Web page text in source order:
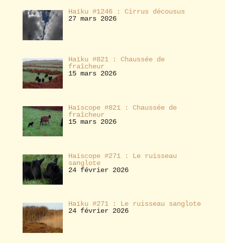
Haïku #1246 : Cirrus décousus
27 mars 2026
Haïku #821 : Chaussée de
fraîcheur
15 mars 2026
Haïscope #821 : Chaussée de
fraîcheur
15 mars 2026
Haïscope #271 : Le ruisseau
sanglote
24 février 2026
Haïku #271 : Le ruisseau sanglote
24 février 2026